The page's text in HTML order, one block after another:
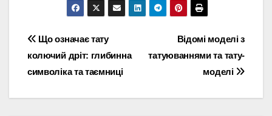
Навігація
записів
Відомі моделі з
татуюваннями та тату-
моделі
Що означає тату
колючий дріт: глибинна
символіка та таємниці